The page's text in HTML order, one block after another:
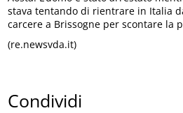
stava tentando di rientrare in Italia
carcere a Brissogne per scontare la
(re.newsvda.it)
Condividi